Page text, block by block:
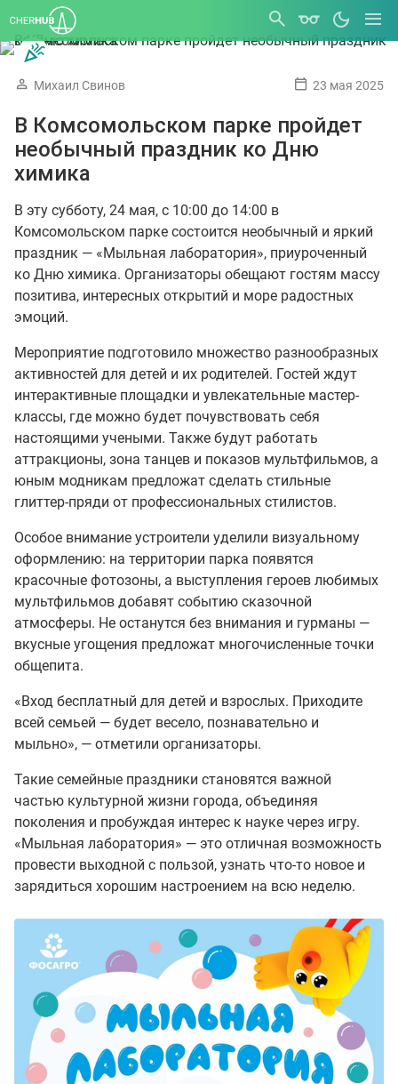
Михаил Свинов 23 мая 2025
В Комсомольском парке пройдет
необычный праздник ко Дню
химика
В эту субботу, 24 мая, с 10:00 до 14:00 в
Комсомольском парке состоится необычный и яркий
праздник — «Мыльная лаборатория», приуроченный
ко Дню химика. Организаторы обещают гостям массу
позитива, интересных открытий и море радостных
эмоций.
Мероприятие подготовило множество разнообразных
активностей для детей и их родителей. Гостей ждут
интерактивные площадки и увлекательные мастер-
классы, где можно будет почувствовать себя
настоящими учеными. Также будут работать
аттракционы, зона танцев и показов мультфильмов, а
юным модникам предложат сделать стильные
глиттер-пряди от профессиональных стилистов.
Особое внимание устроители уделили визуальному
оформлению: на территории парка появятся
красочные фотозоны, а выступления героев любимых
мультфильмов добавят событию сказочной
атмосферы. Не останутся без внимания и гурманы —
вкусные угощения предложат многочисленные точки
общепита.
«Вход бесплатный для детей и взрослых. Приходите
всей семьей — будет весело, познавательно и
мыльно», — отметили организаторы.
Такие семейные праздники становятся важной
частью культурной жизни города, объединяя
поколения и пробуждая интерес к науке через игру.
«Мыльная лаборатория» — это отличная возможность
провести выходной с пользой, узнать что-то новое и
зарядиться хорошим настроением на всю неделю.